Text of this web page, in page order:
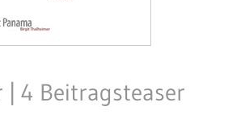
| 4 Beitragsteaser